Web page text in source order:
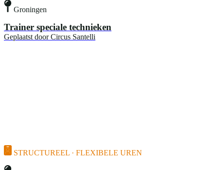
Groningen
Trainer speciale technieken
Geplaatst door Circus Santelli
STRUCTUREEL · FLEXIBELE UREN